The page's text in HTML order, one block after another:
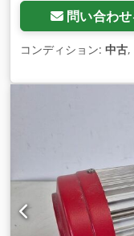
問い合わせ
コンディション: 中古,